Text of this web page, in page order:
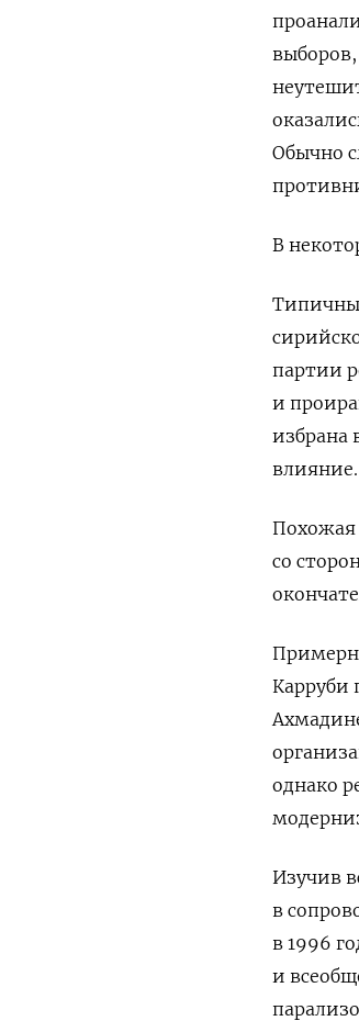
Обычно
В
партии
и
избрана
влияние.
Похожая
со
Карруби
однако
Изучив
в
в 1996
и